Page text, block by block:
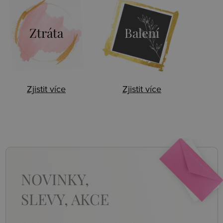
Ztráta
Zjistit více
Balení
Zjistit více
NOVINKY,
SLEVY, AKCE